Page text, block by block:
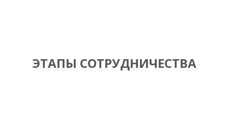
ЭТАПЫ СОТРУДНИЧЕСТВА